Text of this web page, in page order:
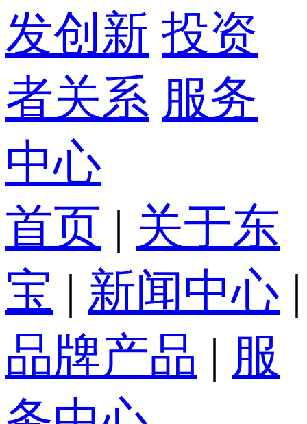
发创新 投资
者关系 服务
中心
首页 | 关于东
宝 | 新闻中心 |
品牌产品 | 服